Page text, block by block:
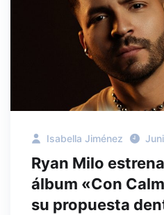
Isabella Jiménez
Ryan Milo
álbum «Con
su propuesta